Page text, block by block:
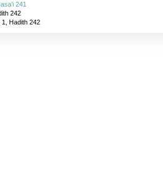
241
242
1, Hadith 242